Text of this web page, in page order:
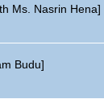
Ms. Nasrin Hena]
Budu]